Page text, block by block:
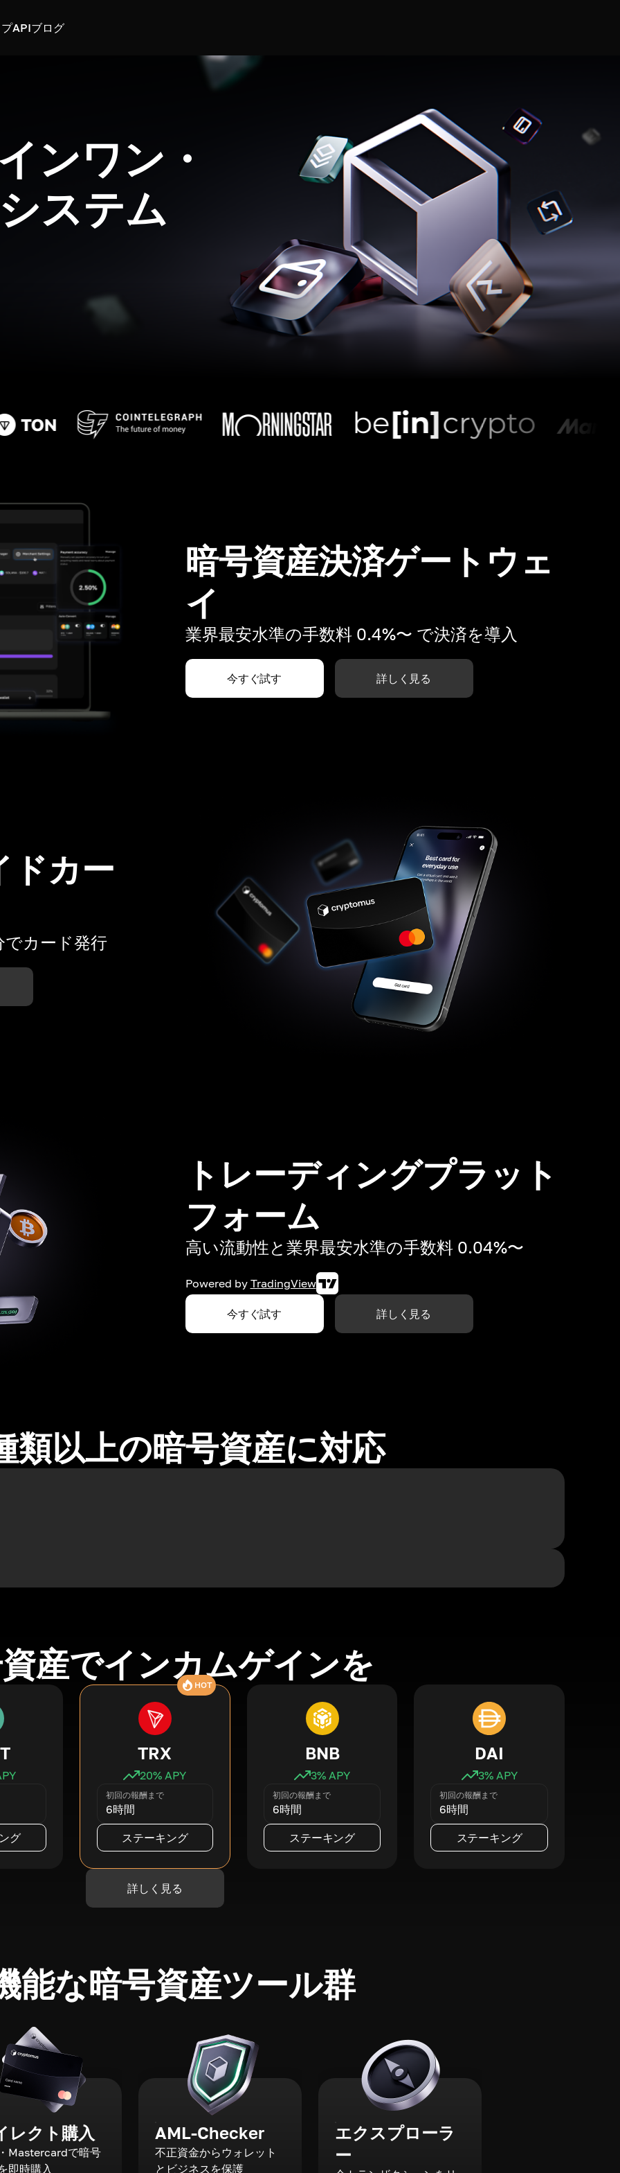
APIブログ
ンワン・
ステム
暗号資産決済ゲートウェ
イ
業界最安水準の手数料 0.4%〜 で決済を導入
今すぐ試す 詳しく見る
ドカー
でカード発行
トレーディングプラット
フォーム
高い流動性と業界最安水準の手数料 0.04%〜
Powered by TradingView
今すぐ試す 詳しく見る
類以上の暗号資産に対応
産でインカムゲインを
グ
HOT
TRX
20% APY
初回の報酬まで
6時間
ステーキング
BNB
3% APY
初回の報酬まで
6時間
ステーキング
DAI
3% APY
初回の報酬まで
6時間
ステーキング
詳しく見る
能な暗号資産ツール群
レクト購入
Mastercardで暗号
即時購入
AML-Checker
不正資金からウォレット
とビジネスを保護
エクスプローラ
ー